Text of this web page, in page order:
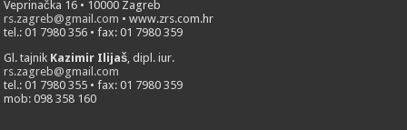
Veprinačka 16 • 10000 Zagreb
rs.zagreb@gmail.com • www.zrs.com.hr
tel.: 01 7980 356 • fax: 01 7980 359
Gl. tajnik Kazimir Ilijaš , dipl. iur.
rs.zagreb@gmail.com
tel.: 01 7980 355 • fax: 01 7980 359
mob: 098 358 160